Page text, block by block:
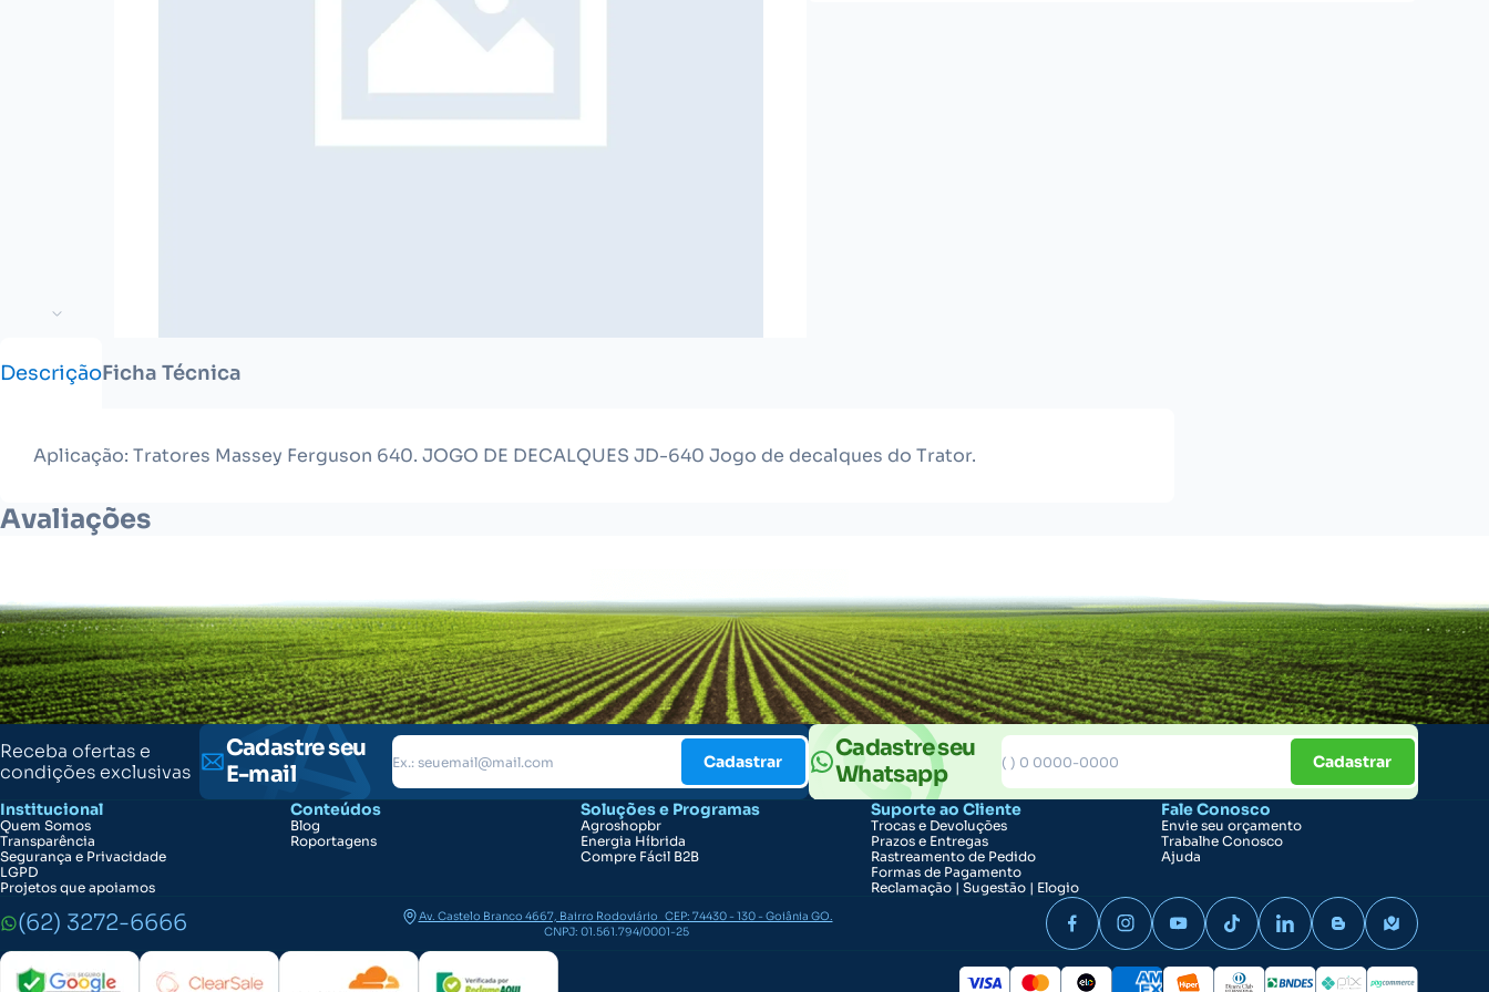
DescriçãoFicha Técnica
Aplicação: Tratores Massey Ferguson 640. JOGO DE DECALQUES JD-640 Jogo de decalques do Trator.
Avaliações
Receba ofertas e
condições exclusivas
Cadastre seu
E-mail
Cadastrar
Cadastre seu
Whatsapp
Cadastrar
Institucional
Quem Somos
Transparência
Segurança e Privacidade
LGPD
Projetos que apoiamos
Conteúdos
Blog
Roportagens
Soluções e Programas
Agroshopbr
Energia Híbrida
Compre Fácil B2B
Suporte ao Cliente
Trocas e Devoluções
Prazos e Entregas
Rastreamento de Pedido
Formas de Pagamento
Reclamação | Sugestão | Elogio
Fale Conosco
Envie seu orçamento
Trabalhe Conosco
Ajuda
(62) 3272-6666
Av. Castelo Branco 4667, Bairro Rodoviário CEP: 74430 - 130 - Goiânia GO.
CNPJ: 01.561.794/0001-25